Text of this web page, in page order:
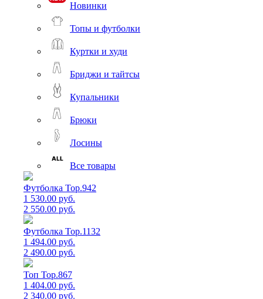
Новинки
Топы и футболки
Куртки и худи
Бриджи и тайтсы
Купальники
Брюки
Лосины
Все товары
Футболка Top.942
1 530.00 руб.
2 550.00 руб.
Футболка Top.1132
1 494.00 руб.
2 490.00 руб.
Топ Top.867
1 404.00 руб.
2 340.00 руб.